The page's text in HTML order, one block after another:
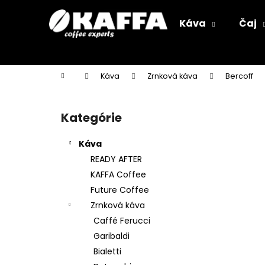
Káva Čaj
Domov Káva Zrnková káva Bercoff
Preskočiť
kategórie
Kategórie
Káva
READY AFTER
KAFFA Coffee
Future Coffee
Zrnková káva
Caffé Ferucci
Garibaldi
Bialetti
k
Späť
obchodu
Späť
obchodu